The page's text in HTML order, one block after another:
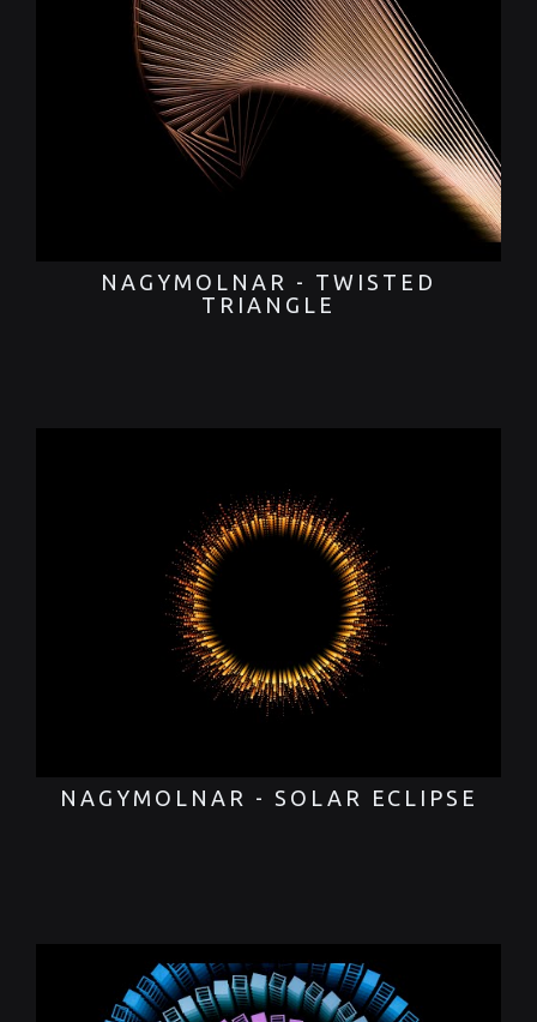
NAGYMOLNAR - TWISTED
TRIANGLE
NAGYMOLNAR - SOLAR ECLIPSE